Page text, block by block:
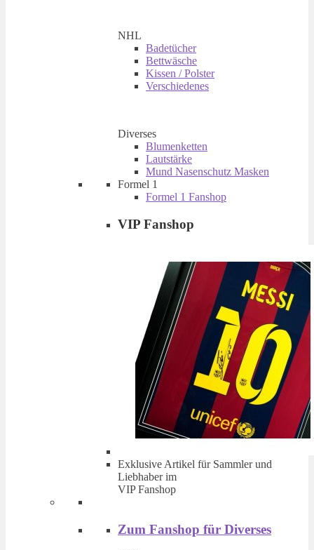
NHL
Badetücher
Bettwäsche
Kissen / Polster
Verschiedenes
Diverses
Blumenketten
Lautstärke
Mund Nasenschutz Masken
Formel 1
Formel 1 Fanshop
VIP Fanshop
Exklusive Artikel für Sammler und
Liebhaber im
VIP Fanshop
Zum Fanshop für Diverses